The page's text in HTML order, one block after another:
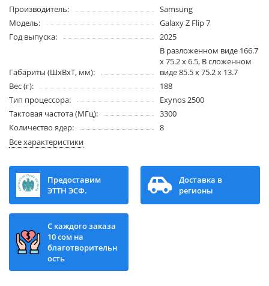
Производитель:
Samsung
Модель:
Galaxy Z Flip 7
Год выпуска:
2025
Габариты (ШхВхТ, мм):
В разложенном виде 166.7
x 75.2 x 6.5, В сложенном
виде 85.5 x 75.2 x 13.7
Вес (г):
188
Тип процессора:
Exynos 2500
Тактовая частота (МГц):
3300
Количество ядер:
8
Все характеристики
Предоставим
ЭТТН ЭСФ.
Доставка в
регионы
С каждого заказа
10 сом на
благотворительн
ость